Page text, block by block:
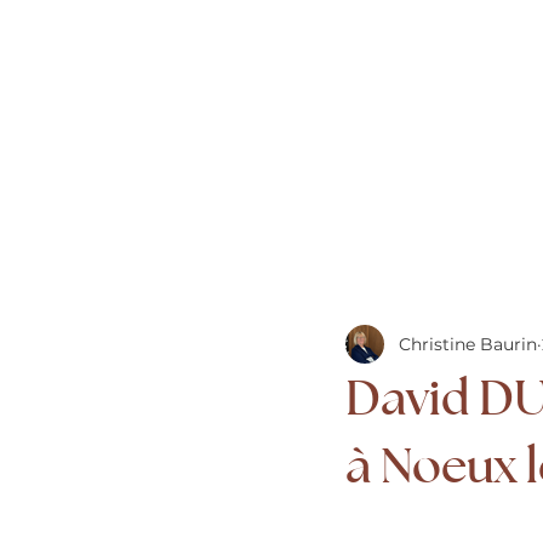
David
à Noeux
Christine Baurin